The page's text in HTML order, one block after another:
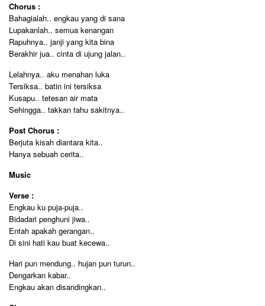
Chorus :
Bahagialah.. engkau yang di sana
Lupakanlah.. semua kenangan
Rapuhnya.. janji yang kita bina
Berakhir jua.. cinta di ujung jalan..
Lelahnya.. aku menahan luka
Tersiksa.. batin ini tersiksa
Kusapu.. tetesan air mata
Sehingga.. takkan tahu sakitnya..
Post Chorus :
Berjuta kisah diantara kita..
Hanya sebuah cerita..
Music
Verse :
Engkau ku puja-puja..
Bidadari penghuni jiwa..
Entah apakah gerangan..
Di sini hati kau buat kecewa..
Hari pun mendung.. hujan pun turun..
Dengarkan kabar..
Engkau akan disandingkan..